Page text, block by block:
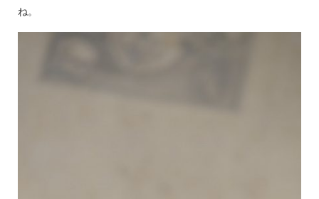
ね。